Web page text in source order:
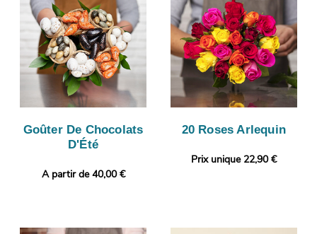
Goûter De Chocolats
D'Été
A partir de 40,00 €
20 Roses Arlequin
Prix unique 22,90 €